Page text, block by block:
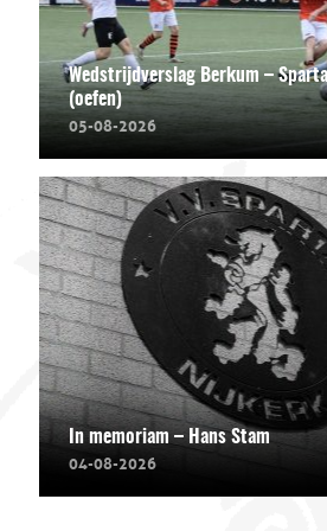
Wedstrijdverslag Berkum –
(oefen)
05-08-2026
In memoriam – Hans Stam
04-08-2026